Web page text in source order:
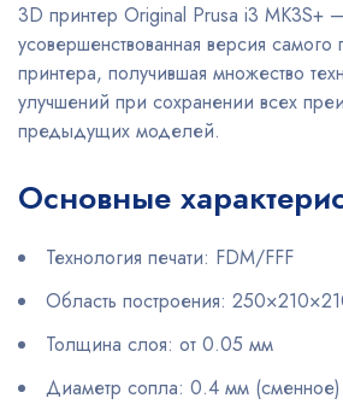
3D принтер Original Prusa i3 MK3S+
усовершенствованная версия самого
принтера, получившая множество
улучшений при сохранении всех
предыдущих моделей.
Основные
Технология печати: FDM/FFF
Область построения:
Толщина слоя: от 0.05 мм
Диаметр сопла: 0.4 мм (сменное)